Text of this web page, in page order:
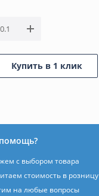
Купить в 1 клик
с выбором товара
стоимость в розницу
на любые вопросы